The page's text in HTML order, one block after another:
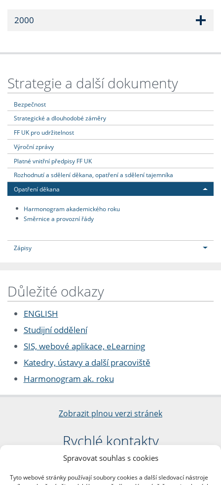
Spravovat souhlas s cookies
Tyto webové stránky používají soubory cookies a další sledovací nástroje
2000
Strategie a další dokumenty
Bezpečnost
Strategické a dlouhodobé záměry
FF UK pro udržitelnost
Výroční zprávy
Platné vnitřní předpisy FF UK
Rozhodnutí a sdělení děkana, opatření a sdělení tajemníka
Opatření děkana
Harmonogram akademického roku
Směrnice a provozní řády
Zápisy
Důležité odkazy
ENGLISH
Studijní oddělení
SIS, webové aplikace, eLearning
Katedry, ústavy a další pracoviště
Harmonogram ak. roku
Zobrazit plnou verzi stránek
Rychlé kontakty
Filozofická fakulta
nám. Jana Palacha 1/2